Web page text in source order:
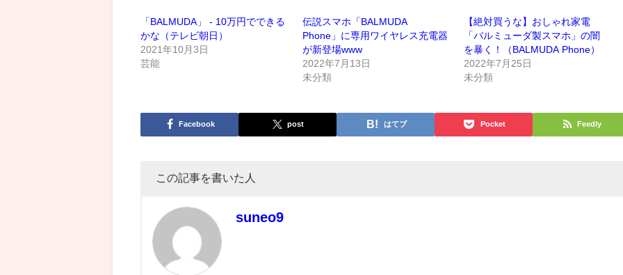
「BALMUDA」 - 10万円でできる
かな（テレビ朝日）
2021年10月3日
芸能
伝説スマホ「BALMUDA
Phone」に専用ワイヤレス充電器
が新登場www
2022年7月13日
未分類
【絶対買うな】おしゃれ家電
「バルミューダ製スマホ」の闇
を暴く！（BALMUDA Phone）
2022年7月25日
未分類
Facebook post はてブ Pocket Feedly
この記事を書いた人
suneo9